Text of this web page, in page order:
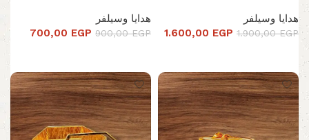
هدايا وسيلفر
1.900,00EGP
1.600,00 EGP
هدايا وسيلفر
900,00EGP
700,00 EGP